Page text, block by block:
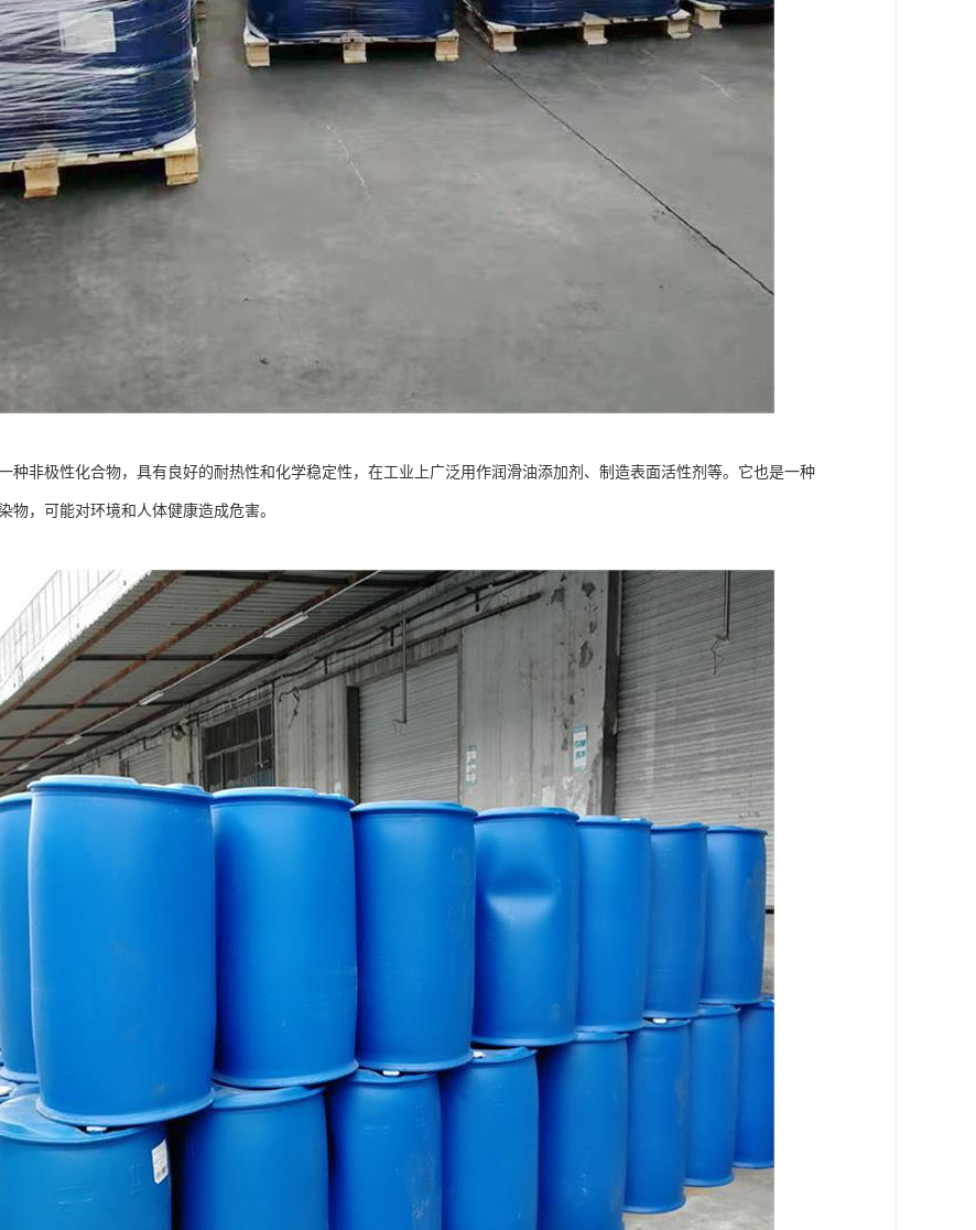
种非极性化合物，具有良好的耐热性和化学稳定性，在工业上广泛用作润滑油添加剂、制造表面活性剂等。它也是一种
物，可能对环境和人体健康造成危害。